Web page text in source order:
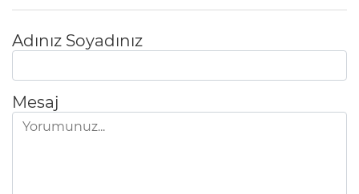
Adınız Soyadınız
Mesaj